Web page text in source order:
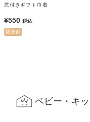
窓付きギフト巾着
¥550 税込
販売前
ベビー・キ